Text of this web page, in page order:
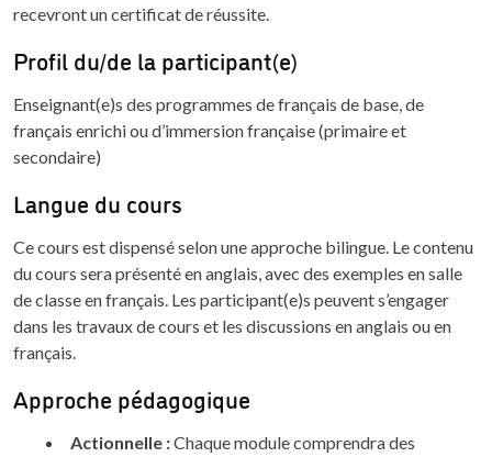
recevront un certificat de réussite.
Profil du/de la participant(e)
Enseignant(e)s des programmes de français de base, de
français enrichi ou d’immersion française (primaire et
secondaire)
Langue du cours
Ce cours est dispensé selon une approche bilingue. Le contenu
du cours sera présenté en anglais, avec des exemples en salle
de classe en français. Les participant(e)s peuvent s’engager
dans les travaux de cours et les discussions en anglais ou en
français.
Approche pédagogique
Actionnelle :Chaque module comprendra des